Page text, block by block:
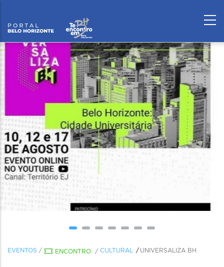
EVENTOS / ENCONTRO / CULTURAL UNIVERSALIZA BH